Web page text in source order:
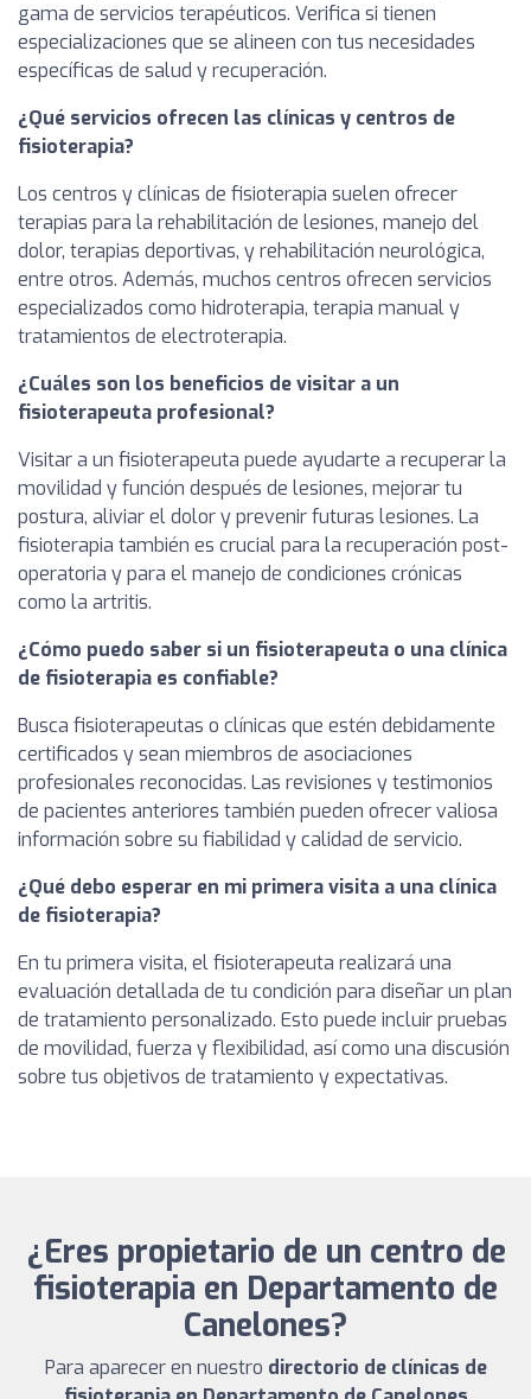
gama de servicios terapéuticos. Verifica si tienen
especializaciones que se alineen con tus necesidades
específicas de salud y recuperación.
¿Qué servicios ofrecen las clínicas y centros de
fisioterapia?
Los centros y clínicas de fisioterapia suelen ofrecer
terapias para la rehabilitación de lesiones, manejo del
dolor, terapias deportivas, y rehabilitación neurológica,
entre otros. Además, muchos centros ofrecen servicios
especializados como hidroterapia, terapia manual y
tratamientos de electroterapia.
¿Cuáles son los beneficios de visitar a un
fisioterapeuta profesional?
Visitar a un fisioterapeuta puede ayudarte a recuperar la
movilidad y función después de lesiones, mejorar tu
postura, aliviar el dolor y prevenir futuras lesiones. La
fisioterapia también es crucial para la recuperación post-
operatoria y para el manejo de condiciones crónicas
como la artritis.
¿Cómo puedo saber si un fisioterapeuta o una clínica
de fisioterapia es confiable?
Busca fisioterapeutas o clínicas que estén debidamente
certificados y sean miembros de asociaciones
profesionales reconocidas. Las revisiones y testimonios
de pacientes anteriores también pueden ofrecer valiosa
información sobre su fiabilidad y calidad de servicio.
¿Qué debo esperar en mi primera visita a una clínica
de fisioterapia?
En tu primera visita, el fisioterapeuta realizará una
evaluación detallada de tu condición para diseñar un plan
de tratamiento personalizado. Esto puede incluir pruebas
de movilidad, fuerza y flexibilidad, así como una discusión
sobre tus objetivos de tratamiento y expectativas.
¿Eres propietario de un centro de
fisioterapia en Departamento de
Canelones?
Para aparecer en nuestro directorio de clínicas de